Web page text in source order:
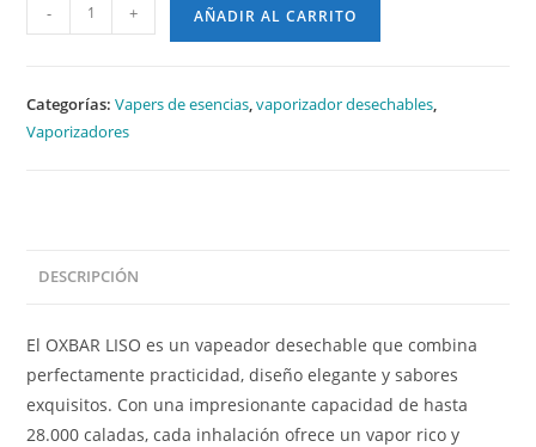
- + AÑADIR AL CARRITO
Categorías:Vapers de esencias,vaporizador desechables,
Vaporizadores
DESCRIPCIÓN
El OXBAR LISO es un vapeador desechable que combina
perfectamente practicidad, diseño elegante y sabores
exquisitos. Con una impresionante capacidad de hasta
28.000 caladas, cada inhalación ofrece un vapor rico y